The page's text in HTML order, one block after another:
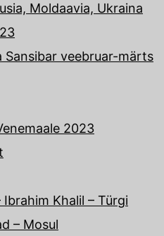
Moldaavia, Ukraina
Sansibar veebruar-märts
2023
Ibrahim Khalil – Türgi
– Mosul